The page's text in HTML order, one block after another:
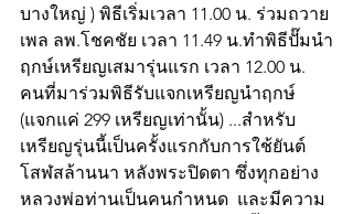
บางใหญ่ ) พิธีเริ่มเวลา 11.00 น. ร่วมถวาย
เพล ลพ.โชคชัย เวลา 11.49 น.ทำพิธีปั๊มนำ
ฤกษ์เหรียญเสมารุ่นแรก เวลา 12.00 น.
คนที่มาร่วมพิธีรับแจกเหรียญนำฤกษ์
(แจกแค่ 299 เหรียญเท่านั้น) ...สำหรับ
เหรียญรุ่นนี้เป็นครั้งแรกกับการใช้ยันต์
โสฬสล้านนา หลังพระปิดตา ซึ่งทุกอย่าง
หลวงพ่อท่านเป็นคนกำหนด  และมีความ